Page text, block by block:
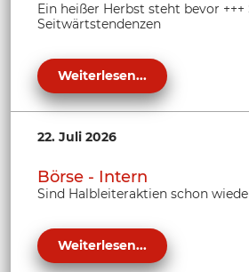
Ein heißer Herbst steht bevor
Seitwärtstendenzen
Weiterlesen...
22. Juli 2026
Börse - Intern
Sind Halbleiteraktien schon
Weiterlesen...